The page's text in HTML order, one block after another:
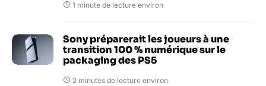
1 minute de lecture environ
Sony préparerait les joueurs à une
transition 100 % numérique sur le
packaging des PS5
2 minutes de lecture environ